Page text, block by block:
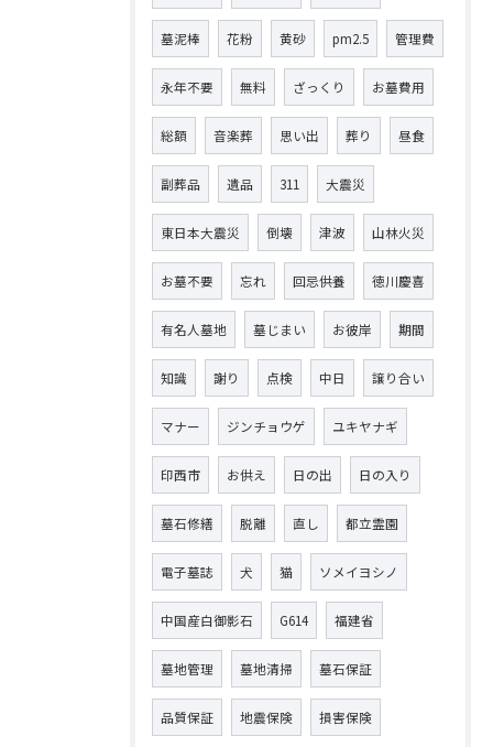
墓泥棒 花粉 黄砂 pm2.5 管理費
永年不要 無料 ざっくり お墓費用
総額 音楽葬 思い出 葬り 昼食
副葬品 遺品 311 大震災
東日本大震災 倒壊 津波 山林火災
お墓不要 忘れ 回忌供養 徳川慶喜
有名人墓地 墓じまい お彼岸 期間
知識 謝り 点検 中日 譲り合い
マナー ジンチョウゲ ユキヤナギ
印西市 お供え 日の出 日の入り
墓石修繕 脱離 直し 都立霊園
電子墓誌 犬 猫 ソメイヨシノ
中国産白御影石 G614 福建省
墓地管理 墓地清掃 墓石保証
品質保証 地震保険 損害保険